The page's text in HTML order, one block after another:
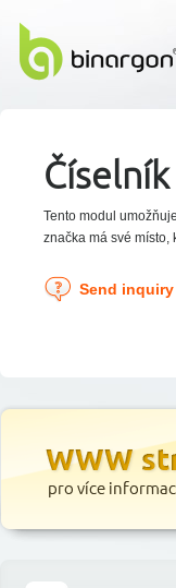
Tento modul
značka má své místo,
Send